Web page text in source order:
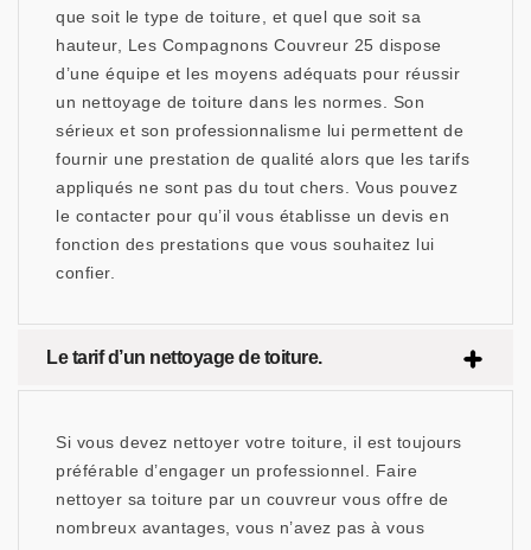
que soit le type de toiture, et quel que soit sa
hauteur, Les Compagnons Couvreur 25 dispose
d’une équipe et les moyens adéquats pour réussir
un nettoyage de toiture dans les normes. Son
sérieux et son professionnalisme lui permettent de
fournir une prestation de qualité alors que les tarifs
appliqués ne sont pas du tout chers. Vous pouvez
le contacter pour qu’il vous établisse un devis en
fonction des prestations que vous souhaitez lui
confier.
Le tarif d’un nettoyage de toiture.
Si vous devez nettoyer votre toiture, il est toujours
préférable d’engager un professionnel. Faire
nettoyer sa toiture par un couvreur vous offre de
nombreux avantages, vous n’avez pas à vous